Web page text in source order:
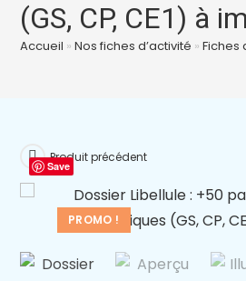
(GS, CP, CE1) à
Accueil »Nos fiches d’activité »Fiches
PROMO !
Produit précédent
Save